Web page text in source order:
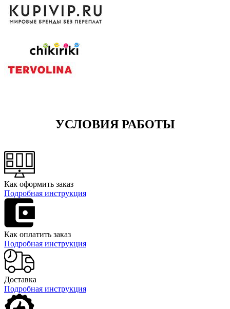
УСЛОВИЯ РАБОТЫ
Как оформить заказ
Подробная инструкция
Как оплатить заказ
Подробная инструкция
Доставка
Подробная инструкция